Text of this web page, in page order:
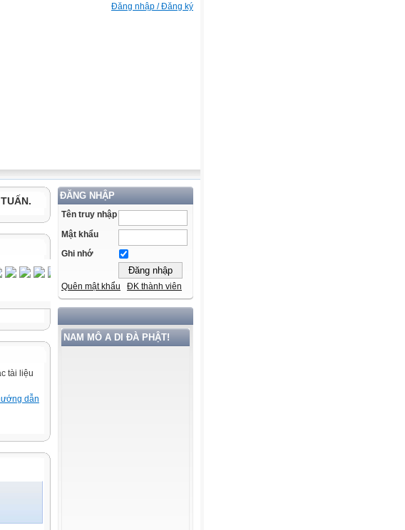
Đăng nhập / Đăng ký
ĐĂNG NHẬP
Tên truy nhập
Mật khẩu
Ghi nhớ
Quên mật khẩu ĐK thành viên
NAM MÔ A DI ĐÀ PHẬT!
tài liệu
dẫn